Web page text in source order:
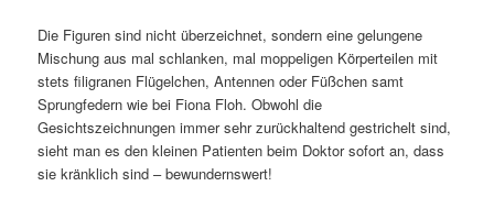
Die Figuren sind nicht überzeichnet, sondern eine gelungene
Mischung aus mal schlanken, mal moppeligen Körperteilen mit
stets filigranen Flügelchen, Antennen oder Füßchen samt
Sprungfedern wie bei Fiona Floh. Obwohl die
Gesichtszeichnungen immer sehr zurückhaltend gestrichelt sind,
sieht man es den kleinen Patienten beim Doktor sofort an, dass
sie kränklich sind – bewundernswert!